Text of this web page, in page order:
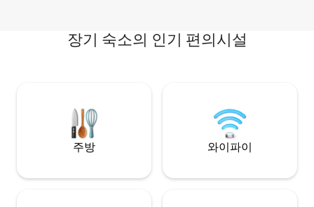
장기 숙소의 인기 편의시설
주방 와이파이